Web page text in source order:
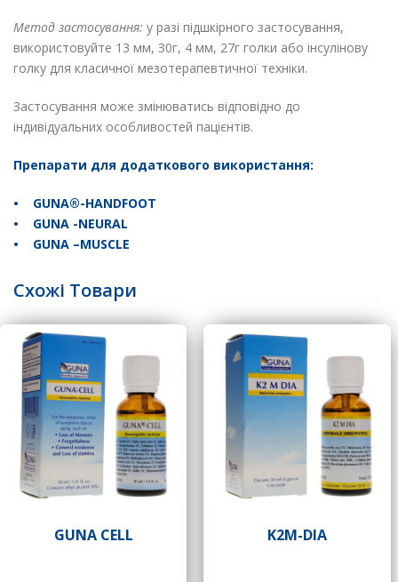
Метод застосування: у разі підшкірного застосування,
використовуйте 13 мм, З0г, 4 мм, 27г голки або інсулінову
голку для класичної мезотерапевтичної техніки.
Застосування може змінюватись відповідно до
індивідуальних особливостей пацієнтів.
Препарати для додаткового використання:
• GUNA®-HANDFOOT
• GUNA -NEURAL
• GUNA –MUSCLE
Схожі Товари
GUNA CELL K2M-DIA